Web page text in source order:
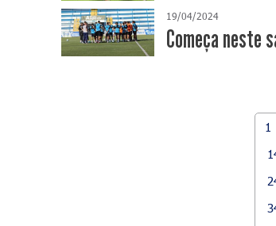
19/04/2024
Começa neste
1